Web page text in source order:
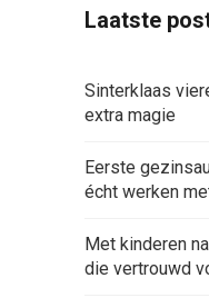
Laatste
Sinterklaas
extra magie
Eerste
écht werken
Met kinderen
die vertrouwd